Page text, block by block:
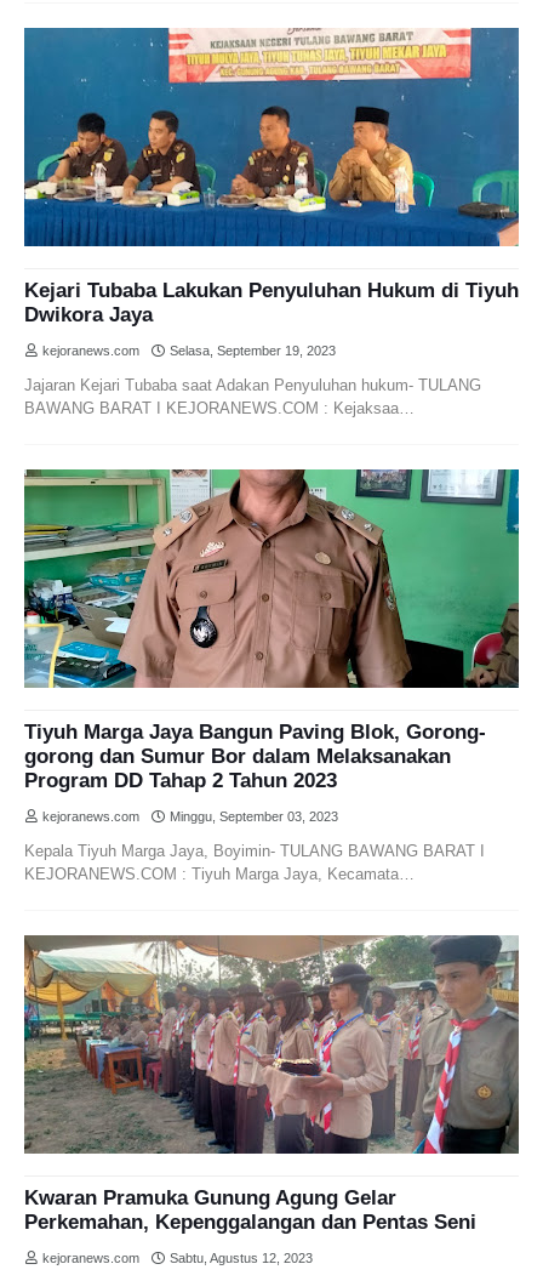
Kejari Tubaba Lakukan Penyuluhan Hukum di Tiyuh
Dwikora Jaya
kejoranews.com Selasa, September 19, 2023
Jajaran Kejari Tubaba saat Adakan Penyuluhan hukum- TULANG
BAWANG BARAT I KEJORANEWS.COM : Kejaksaa…
Tiyuh Marga Jaya Bangun Paving Blok, Gorong-
gorong dan Sumur Bor dalam Melaksanakan
Program DD Tahap 2 Tahun 2023
kejoranews.com Minggu, September 03, 2023
Kepala Tiyuh Marga Jaya, Boyimin- TULANG BAWANG BARAT I
KEJORANEWS.COM : Tiyuh Marga Jaya, Kecamata…
Kwaran Pramuka Gunung Agung Gelar
Perkemahan, Kepenggalangan dan Pentas Seni
kejoranews.com Sabtu, Agustus 12, 2023